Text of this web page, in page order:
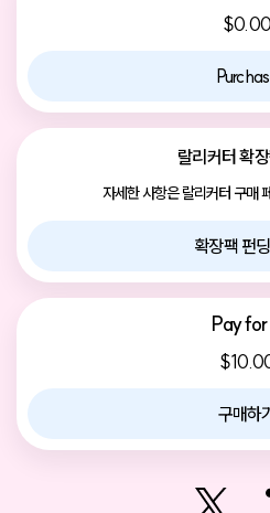
$0.00
랄리커터 확
자세한 사항은 랄리커터 구매
확장팩 펀
Pay
구매하